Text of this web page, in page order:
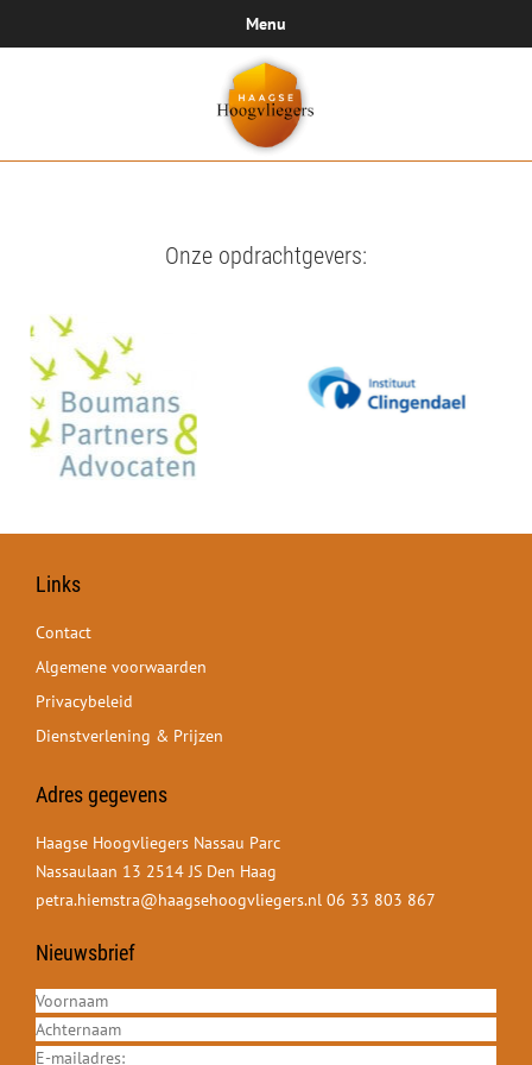
Menu
Onze opdrachtgevers:
Links
Contact
Algemene voorwaarden
Privacybeleid
Dienstverlening & Prijzen
Adres gegevens
Haagse Hoogvliegers Nassau Parc
Nassaulaan 13 2514 JS Den Haag
petra.hiemstra@haagsehoogvliegers.nl 06 33 803 867
Nieuwsbrief